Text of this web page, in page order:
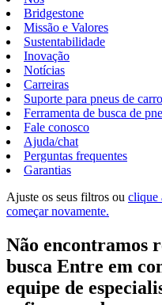
Bridgestone
Missão e Valores
Sustentabilidade
Inovação
Notícias
Carreiras
Suporte para pneus de
Ferramenta de busca de
Fale conosco
Ajuda/chat
Perguntas frequentes
Garantias
Ajuste os seus filtros ou clique
começar novamente.
Não encontramos
busca Entre em
equipe de